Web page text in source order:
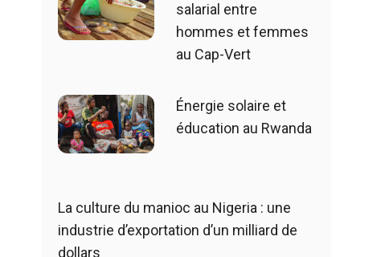
salarial entre
hommes et femmes
au Cap-Vert
Énergie solaire et
éducation au Rwanda
La culture du manioc au Nigeria : une
industrie d’exportation d’un milliard de
dollars